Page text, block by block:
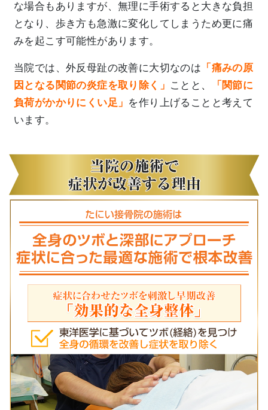
な場合もありますが、無理に手術すると大きな負担
となり、歩き方も急激に変化してしまうため更に痛
みを起こす可能性があります。
当院では、外反母趾の改善に大切なのは 「痛みの原
因となる関節の炎症を取り除く」 ことと 、
「関節に
負荷がかかりにくい足」 を作り上げることと考えて
います。